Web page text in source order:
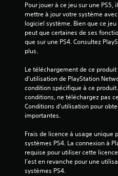
Pour jouer à ce jeu sur une
mettre à jour votre système
logiciel système. Bien que ce
peut que certaines de ses
que sur une PS4. Consultez
plus.
Le téléchargement de ce
d'utilisation de PlayStation
condition spécifique à ce
conditions, ne téléchargez pas
Conditions d'utilisation pour
importantes.
Frais de licence à usage unique
systèmes PS4. La connexion à
requise pour utiliser cette
l'est en revanche pour une
systèmes PS4.